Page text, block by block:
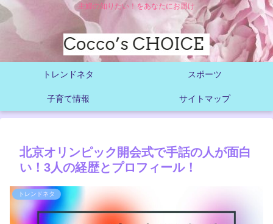
主婦の知りたい！をあなたにお届け
トレンドネタ スポーツ
子育て情報 サイトマップ
北京オリンピック開会式で手話の人が面白
い！3人の経歴とプロフィール！
トレンドネタ